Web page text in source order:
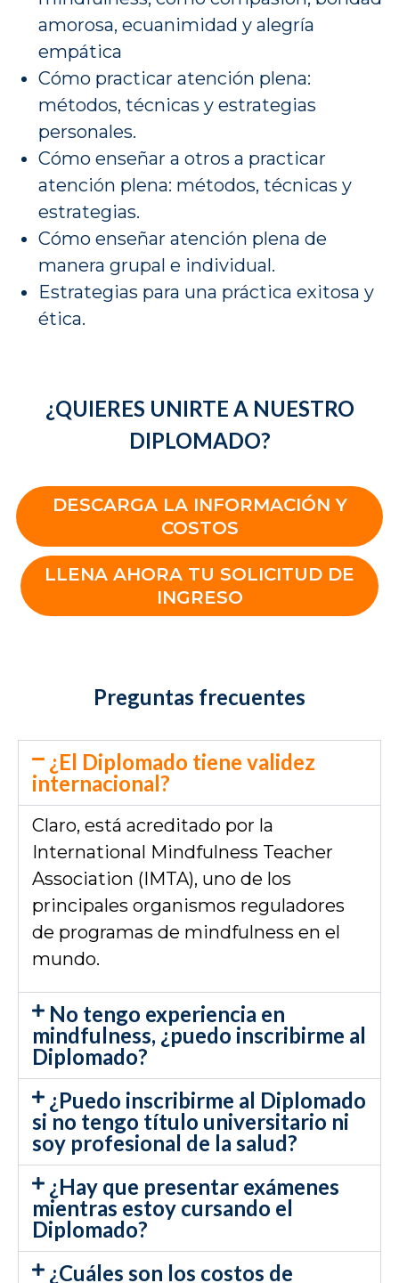
amorosa, ecuanimidad y alegría
empática
Cómo practicar atención plena:
métodos, técnicas y estrategias
personales.
Cómo enseñar a otros a practicar
atención plena: métodos, técnicas y
estrategias.
Cómo enseñar atención plena de
manera grupal e individual.
Estrategias para una práctica exitosa y
ética.
¿QUIERES UNIRTE A NUESTRO
DIPLOMADO?
DESCARGA LA INFORMACIÓN Y
COSTOS
LLENA AHORA TU SOLICITUD DE
INGRESO
Preguntas frecuentes
¿El Diplomado tiene validez
internacional?
Claro, está acreditado por la
International Mindfulness Teacher
Association (IMTA), uno de los
principales organismos reguladores
de programas de mindfulness en el
mundo.
No tengo experiencia en
mindfulness, ¿puedo inscribirme al
Diplomado?
¿Puedo inscribirme al Diplomado
si no tengo título universitario ni
soy profesional de la salud?
¿Hay que presentar exámenes
mientras estoy cursando el
Diplomado?
¿Cuáles son los costos de